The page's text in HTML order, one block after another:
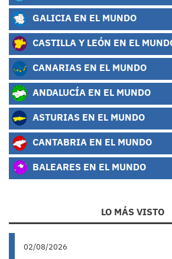
GALICIA EN EL MUNDO
CASTILLA Y LEÓN EN EL
CANARIAS EN EL MUNDO
ANDALUCÍA EN EL MUNDO
ASTURIAS EN EL MUNDO
CANTABRIA EN EL MUNDO
BALEARES EN EL MUNDO
LO MÁS VISTO
02/08/2026